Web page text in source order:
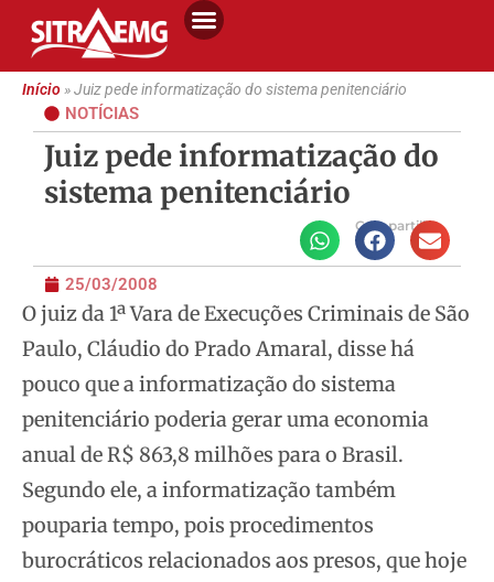
Início»Juiz pede informatização do sistema penitenciário
NOTÍCIAS
Juiz pede informatização do
sistema penitenciário
Compartilhe
25/03/2008
O juiz da 1ª Vara de Execuções Criminais de São
Paulo, Cláudio do Prado Amaral, disse há
pouco que a informatização do sistema
penitenciário poderia geraruma economia
anual de R$ 863,8 milhões para o Brasil.
Segundo ele, a informatização também
pouparia tempo, pois procedimentos
burocráticos relacionados aos presos, que hoje